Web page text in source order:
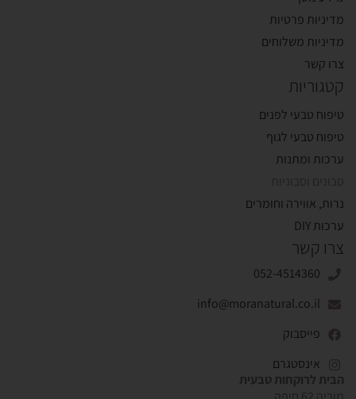
מדיניות פרטיות
מדיניות משלוחים
צרו קשר
קטגוריות
טיפוח טבעי לפנים
טיפוח טבעי לגוף
ערכות ומתנות
נרות, אווירה וחומרים
ערכות DIY
צרו קשר
052-4514360
info@moranatural.co.il
פייסבוק
אינסטגרם
הבית לרוקחות טבעית